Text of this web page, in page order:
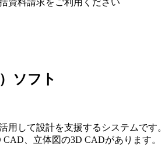
資料請求をご利用ください
ソフト
用して設計を支援するシステムです
、立体図の3D CADがあります。